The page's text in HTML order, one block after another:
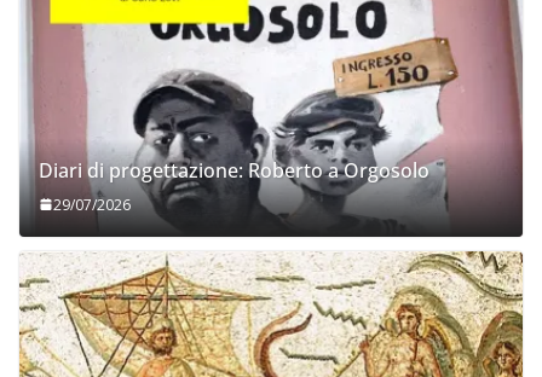
Diari di progettazione: Roberto a Orgosolo
29/07/2026